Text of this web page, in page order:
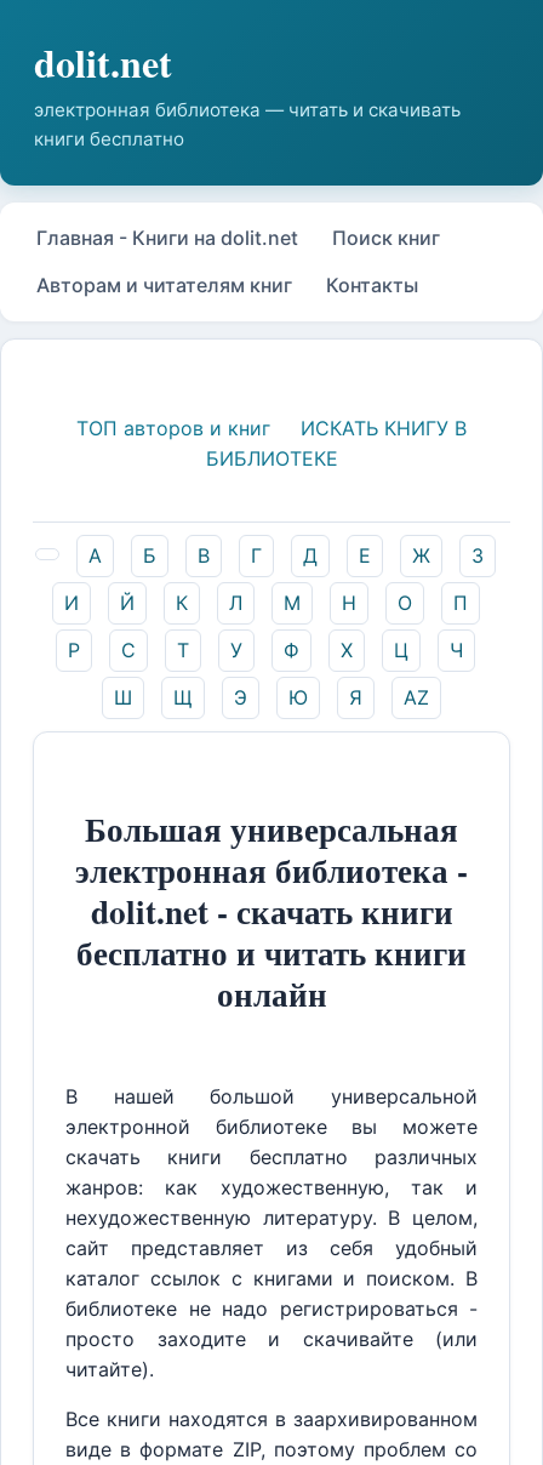
Главная - Книги на dolit.net
Поиск книг
Авторам и читателям книг
Контакты
ТОП авторов и книг
ИСКАТЬ КНИГУ В
БИБЛИОТЕКЕ
А Б В Г Д Е Ж
З
И
Й К Л М Н О
П
Р
С Т У Ф Х Ц
Ч
Ш
Щ Э Ю Я AZ
Большая универсальная
электронная библиотека -
dolit.net - скачать книги
бесплатно и читать книги
онлайн
В нашей большой универсальной
электронной библиотеке вы можете
скачать книги бесплатно различных
жанров: как художественную, так и
нехудожественную литературу. В целом,
сайт представляет из себя удобный
каталог ссылок с книгами и поиском. В
библиотеке не надо регистрироваться -
просто заходите и скачивайте (или
читайте).
Все книги находятся в заархивированном
виде в формате ZIP, поэтому проблем со